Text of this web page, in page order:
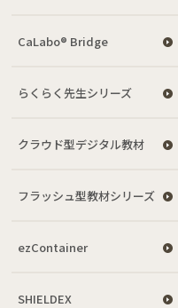
CaLabo® Bridge
らくらく先生シリーズ
クラウド型デジタル教材
フラッシュ型教材シリーズ
ezContainer
SHIELDEX